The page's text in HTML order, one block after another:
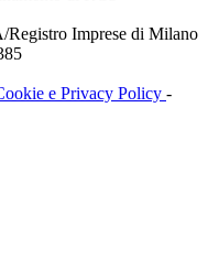
Registro Imprese di Milano
e Privacy Policy -